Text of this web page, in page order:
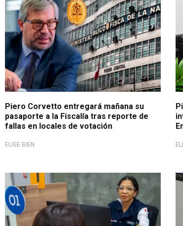
Piero Corvetto entregará mañana su
pasaporte a la Fiscalía tras reporte de
fallas en locales de votación
ELIGE BIEN
Más citas habilitadas